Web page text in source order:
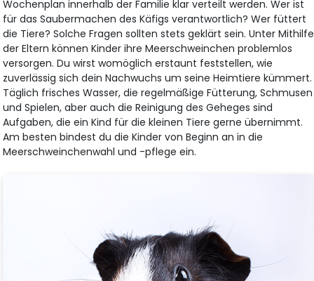
Wochenplan innerhalb der Familie klar verteilt werden. Wer ist
für das Saubermachen des Käfigs verantwortlich? Wer füttert
die Tiere? Solche Fragen sollten stets geklärt sein. Unter Mithilfe
der Eltern können Kinder ihre Meerschweinchen problemlos
versorgen. Du wirst womöglich erstaunt feststellen, wie
zuverlässig sich dein Nachwuchs um seine Heimtiere kümmert.
Täglich frisches Wasser, die regelmäßige Fütterung, Schmusen
und Spielen, aber auch die Reinigung des Geheges sind
Aufgaben, die ein Kind für die kleinen Tiere gerne übernimmt.
Am besten bindest du die Kinder von Beginn an in die
Meerschweinchenwahl und -pflege ein.